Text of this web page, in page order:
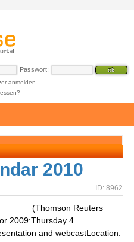
Passwort:
anmelden
2010
ID: 8962
(Thomson Reuters
2009:Thursday 4.
and webcastLocation: